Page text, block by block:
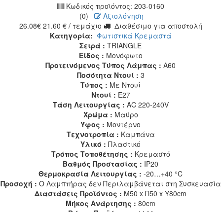
Κωδικός προϊόντος: 203-0160
(0)
Αξιολόγηση
26.08€ 21.60 € / τεμάχιο
Διαθέσιμο για αποστολή
Κατηγορία: Φωτιστικά Κρεμαστά
Σειρά : TRIANGLE
Είδος : Μονόφωτο
Προτεινόμενος Τύπος Λάμπας : A60
Ποσότητα Ντουί : 3
Τύπος : Με Ντουί
Ντουί : E27
Τάση Λειτουργίας : AC 220-240V
Χρώμα : Μαύρο
Ύφος : Μοντέρνο
Τεχνοτροπία : Καμπάνα
Υλικό : Πλαστικό
Τρόπος Τοποθέτησης : Κρεμαστό
Βαθμός Προστασίας : IP20
Θερμοκρασία Λειτουργίας : -20…+40 °C
Προσοχή : Ο Λαμπτήρας δεν Περιλαμβάνεται στη Συσκευασία
Διαστάσεις Προϊόντος : Μ50 x Π50 x Υ80cm
Μήκος Ανάρτησης : 80cm